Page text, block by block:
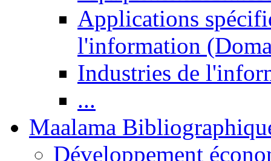
Applications
l'information
Industries de
...
Maalama
Développement